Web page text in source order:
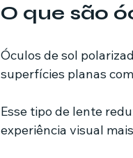
O que são
Óculos de sol
superfícies planas
Esse tipo de lente
experiência visual